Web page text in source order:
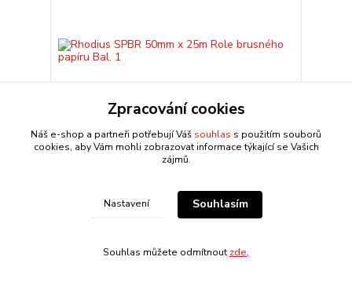
Úsporná role s plastovým jádrem pro snadné
odvíjení. • Hustý posyp korundem pro vysoký úběr
Zpracování cookies
Náš e-shop a partneři potřebují Váš souhlas s použitím souborů
cookies, aby Vám mohli zobrazovat informace týkající se Vašich
zájmů.
Nastavení Souhlasím
Souhlas můžete odmítnout zde.